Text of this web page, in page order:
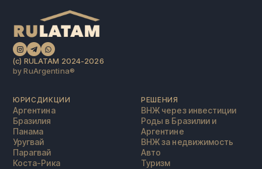
(c) RULATAM 2024-2026
by RuArgentina®️
ЮРИСДИКЦИИ
Аргентина
Бразилия
Панама
Уругвай
Парагвай
Коста-Рика
РЕШЕНИЯ
ВНЖ через инвестиции
Роды в Бразилии и
Аргентине
ВНЖ за недвижимость
Авто
Туризм